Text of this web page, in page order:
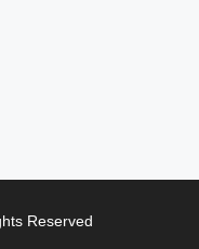
Reserved